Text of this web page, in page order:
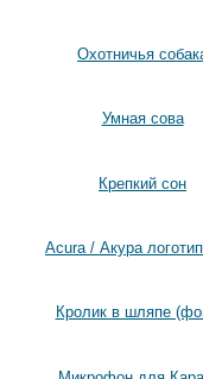
Охотничья
Умная сова
Крепкий сон
Acura / Акура
Кролик в шляпе